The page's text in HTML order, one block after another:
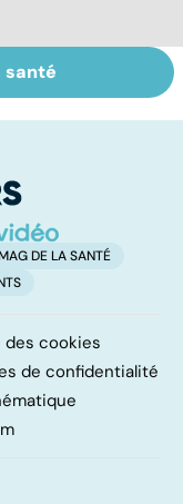
gamètes :
et le
santé
DE LA SANTÉ
des cookies
de confidentialité